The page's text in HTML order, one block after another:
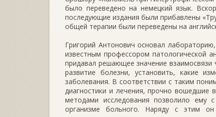
было переведено на немецкий язык.
последующие издания были прибавлены
общей терапии были переведены на
Григорий Антонович основал
известным профессором патологической
придавал решающее значение
развитие болезни, установить, какие
заболевания. В соответствии с таким
диагностики и лечения, прочно вошедшие
методами исследования позволило ему
организме больного. Наряду с этим